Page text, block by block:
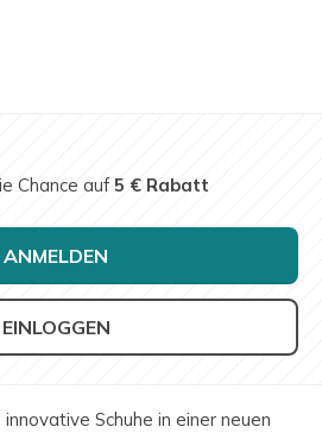
Chance auf5 € Rabatt
ANMELDEN
EINLOGGEN
Schuhe in einer neuen